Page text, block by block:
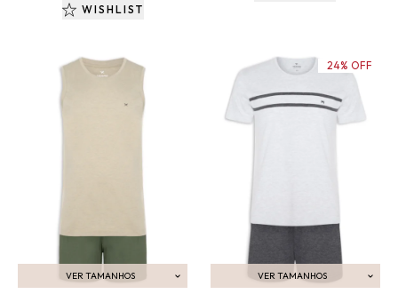
WISHLIST
VER TAMANHOS
ADICIONAR AO CARRINHO
VER TAMANHOS
ADICIONAR AO CARRINHO
24% OFF